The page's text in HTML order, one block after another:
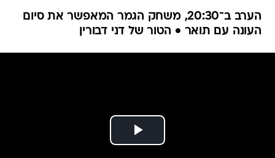
הערב ב־20:30, משחק הגמר המאפשר את סיום
העונה עם תואר • הטור של דני דבורין